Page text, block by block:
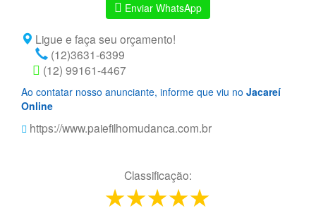
Enviar WhatsApp
Ligue e faça seu orçamento!
(12)3631-6399
(12) 99161-4467
Ao contatar nosso anunciante, informe que viu no Jacareí
Online
https://www.paiefilhomudanca.com.br
Classificação:
4 stars
3 stars
2 stars
1 star